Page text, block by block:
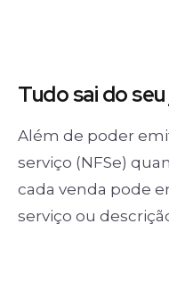
Tudo saido
Além de poder
serviço (NFSe)
cada venda pode
serviço ou